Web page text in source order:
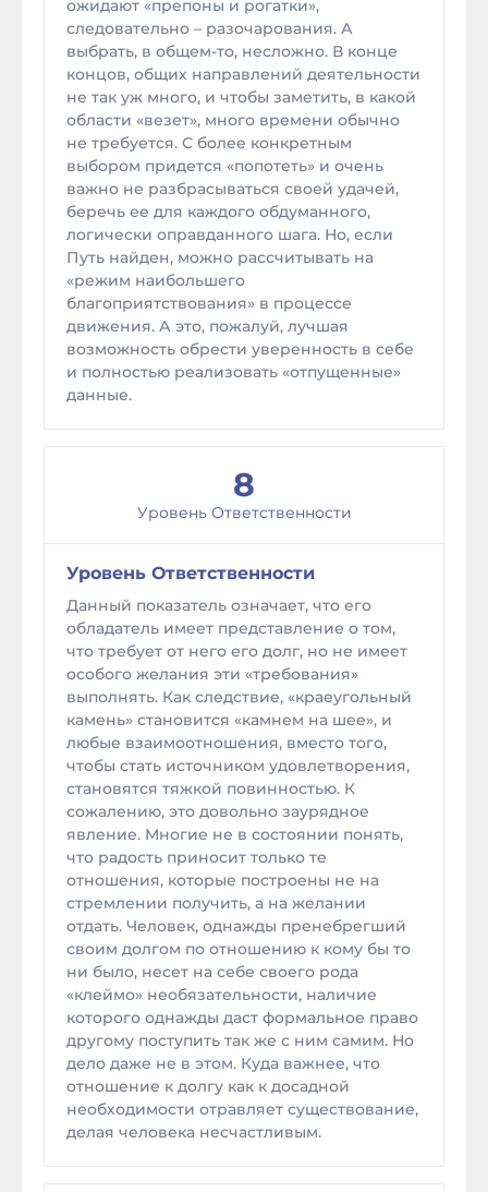
ожидают «препоны и рогатки»,
следовательно – разочарования. А
выбрать, в общем-то, несложно. В конце
концов, общих направлений деятельности
не так уж много, и чтобы заметить, в какой
области «везет», много времени обычно
не требуется. С более конкретным
выбором придется «попотеть» и очень
важно не разбрасываться своей удачей,
беречь ее для каждого обдуманного,
логически оправданного шага. Но, если
Путь найден, можно рассчитывать на
«режим наибольшего
благоприятствования» в процессе
движения. А это, пожалуй, лучшая
возможность обрести уверенность в себе
и полностью реализовать «отпущенные»
данные.
8
Уровень Ответственности
Уровень Ответственности
Данный показатель означает, что его
обладатель имеет представление о том,
что требует от него его долг, но не имеет
особого желания эти «требования»
выполнять. Как следствие, «краеугольный
камень» становится «камнем на шее», и
любые взаимоотношения, вместо того,
чтобы стать источником удовлетворения,
становятся тяжкой повинностью. К
сожалению, это довольно заурядное
явление. Многие не в состоянии понять,
что радость приносит только те
отношения, которые построены не на
стремлении получить, а на желании
отдать. Человек, однажды пренебрегший
своим долгом по отношению к кому бы то
ни было, несет на себе своего рода
«клеймо» необязательности, наличие
которого однажды даст формальное право
другому поступить так же с ним самим. Но
дело даже не в этом. Куда важнее, что
отношение к долгу как к досадной
необходимости отравляет существование,
делая человека несчастливым.